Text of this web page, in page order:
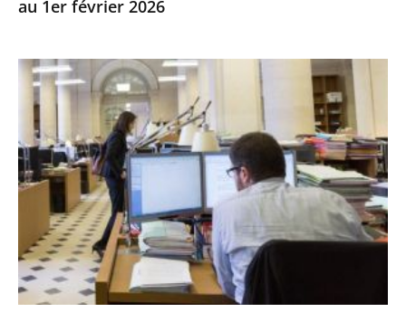
au 1er février 2026
Recrutement
maîtresses
et
maîtres
des
requêtes
en
service
extraordinaire